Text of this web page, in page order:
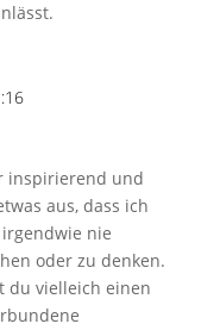
inspirierend und
aus, dass ich
nie
oder zu denken.
du vielleich einen